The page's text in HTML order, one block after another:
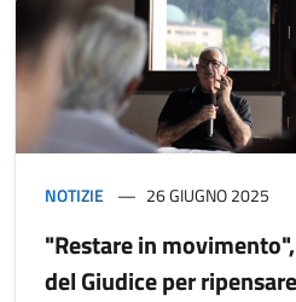
NOTIZIE 26 GIUGNO 2025
"Restare in
del Giudice per